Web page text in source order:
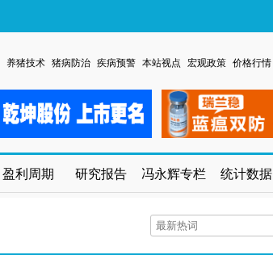
养猪技术 猪病防治 疾病预警 本站视点 宏观政策 价格行情
盈利周期 研究报告 冯永辉专栏 统计数据